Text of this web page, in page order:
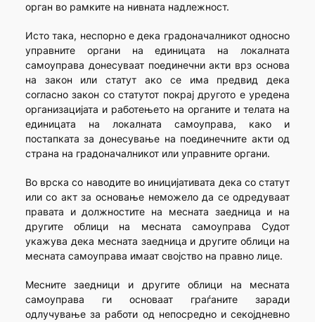
орган во рамките на нивната надлежност.
Исто така, неспорно е дека градоначалникот односно
управните органи на единицата на локалната
самоуправа донесуваат поединечни акти врз основа
на закон или статут ако се има предвид дека
согласно закон со статутот покрај другото е уредена
организацијата и работењето на органите и телата на
единицата на локалната самоуправа, како и
постапката за донесување на поединечните акти од
страна на градоначалникот или управните органи.
Во врска со наводите во иницијативата дека со статут
или со акт за основање неможело да се одредуваат
правата и должностите на месната заедница и на
другите облици на месната самоуправа Судот
укажува дека месната заедница и другите облици на
месната самоуправа имаат својство на правно лице.
Месните заедници и другите облици на месната
самоуправа ги основаат граѓаните заради
одлучување за работи од непосредно и секојдневно